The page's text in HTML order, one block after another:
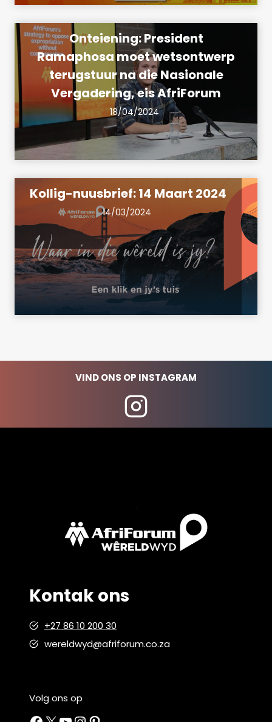
Onteiening: President
Ramaphosa moet wetsontwerp
terugstuur na die Nasionale
Vergadering, eis AfriForum
18/04/2024
Kollig-nuusbrief: 14 Maart 2024
14/03/2024
VIND ONS OP INSTAGRAM
Kontak ons
+27 86 10 200 30
wereldwyd@afriforum.co.za
Volg ons op